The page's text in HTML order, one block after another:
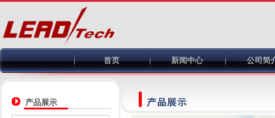
首页 新闻中心 公司简
产品展示